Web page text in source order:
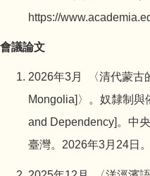
https://
會議論文
2026年3月 〈清代蒙古
Mongolia]〉。奴隸制與
and Dependency]。中
臺灣。2026年3月24日。